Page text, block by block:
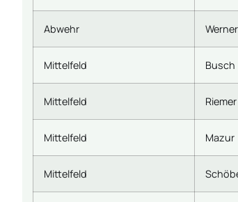
Abwehr Werner
Mittelfeld Busch
Mittelfeld Riemer
Mittelfeld Mazur
Mittelfeld